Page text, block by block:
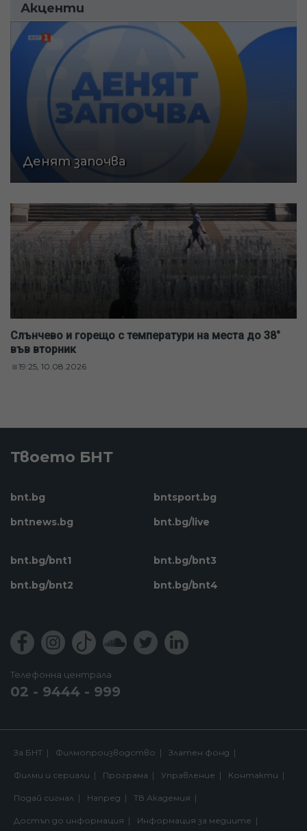
Акценти
Денят започва
Слънчево и горещо с температури на места до 38°
във вторник
19:25, 10.08.2026
Твоето БНТ
bnt.bg
bntnews.bg
bntsport.bg
bnt.bg/live
bnt.bg/bnt1
bnt.bg/bnt2
bnt.bg/bnt3
bnt.bg/bnt4
Телефонна централа
02 - 9444 - 999
За БНТ Филмопроизводство Златен фонд
Филми и сериали Програма Управление Контакти
Подай сигнал Напред ТВ Академия
Достъп до информация Информация за медиите